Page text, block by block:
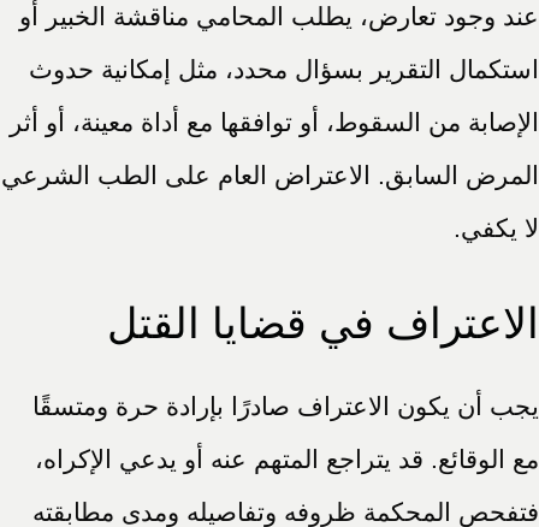
عند وجود تعارض، يطلب المحامي مناقشة الخبير أو
استكمال التقرير بسؤال محدد، مثل إمكانية حدوث
الإصابة من السقوط، أو توافقها مع أداة معينة، أو أثر
المرض السابق. الاعتراض العام على الطب الشرعي
لا يكفي.
الاعتراف في قضايا القتل
يجب أن يكون الاعتراف صادرًا بإرادة حرة ومتسقًا
مع الوقائع. قد يتراجع المتهم عنه أو يدعي الإكراه،
فتفحص المحكمة ظروفه وتفاصيله ومدى مطابقته